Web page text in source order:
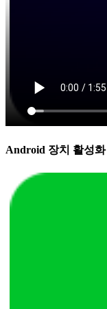
Android 장치 활성화